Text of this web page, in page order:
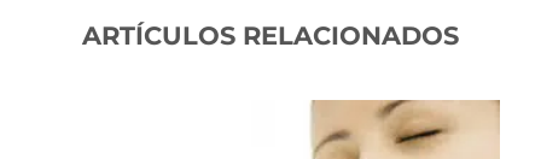
ARTÍCULOS RELACIONADOS